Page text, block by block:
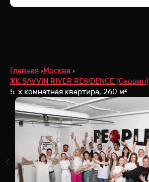
Главная Москва
ЖК SAVVIN RIVER RESIDENCE (Саввин)
5-х комнатная квартира, 260 м²